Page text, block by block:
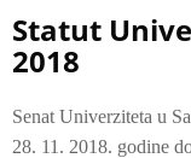
Statut
2018
Senat Univerziteta u
28. 11. 2018. godine